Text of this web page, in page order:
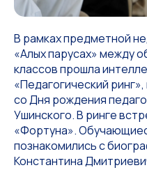
В рамках предметной
«Алых парусах» между
классов прошла
«Педагогический
со Дня рождения
Ушинского. В ринге
«Фортуна».
познакомились с
Константина